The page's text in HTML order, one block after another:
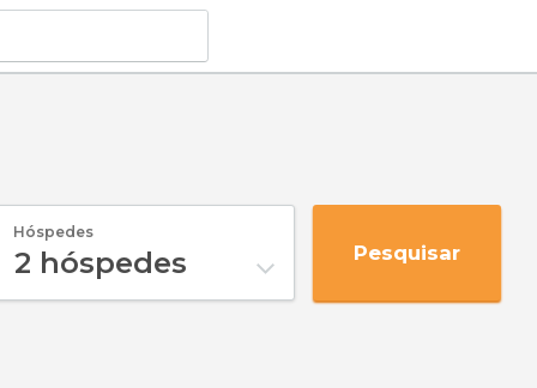
Hóspedes
2 hóspedes Pesquisar